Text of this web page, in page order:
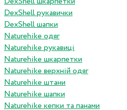
DexShell рукавички
DexShell шапки
Naturehike одяг
Naturehike рукавиці
Naturehike шкарпетки
Naturehike верхній одяг
Naturehike штани
Naturehike шапки
Naturehike кепки та панами